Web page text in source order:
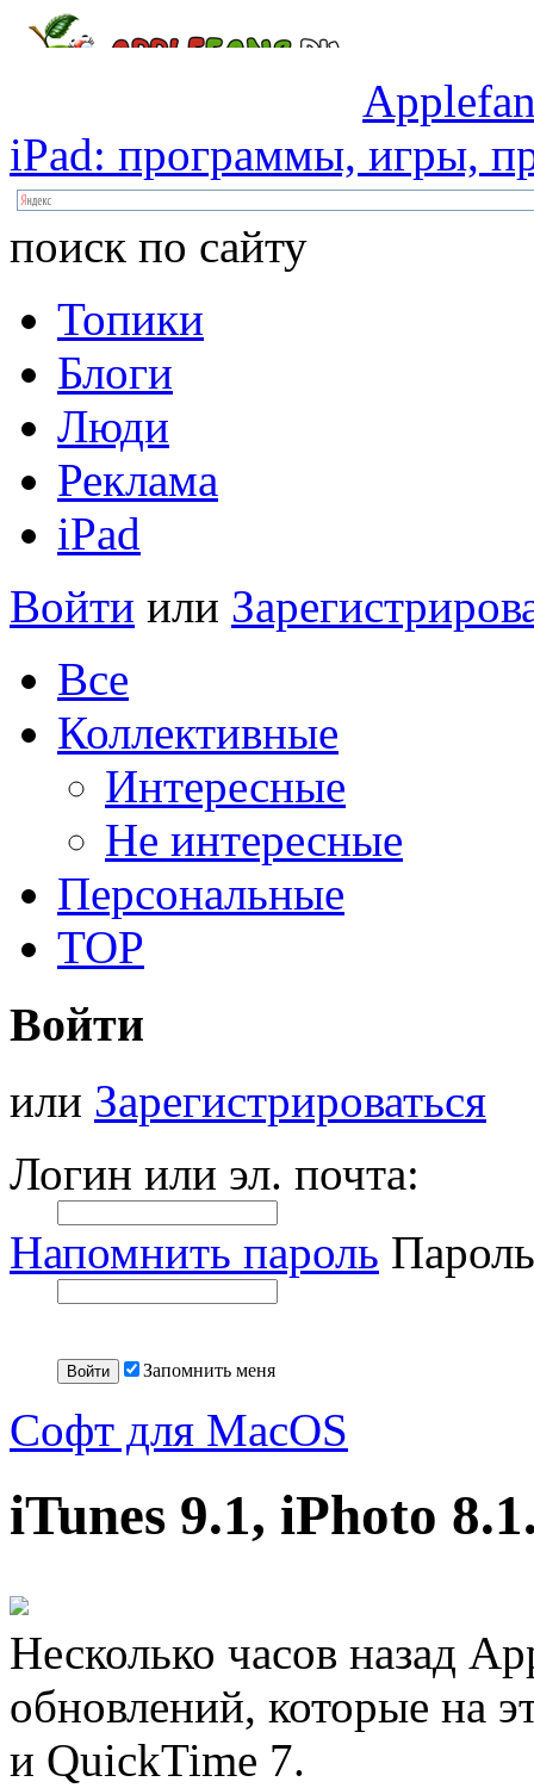
iPad: программы, игры,
поиск по сайту
Топики
Блоги
Люди
Реклама
iPad
Войти или
Все
Коллективные
Интересные
Не интересные
Персональные
TOP
Войти
или Зарегистрироваться
Логин или эл. почта:
Напомнить пароль
Запомнить меня
Софт для MacOS
iTunes 9.1, iPhoto
Несколько часов назад
обновлений, которые на
и QuickTime 7.